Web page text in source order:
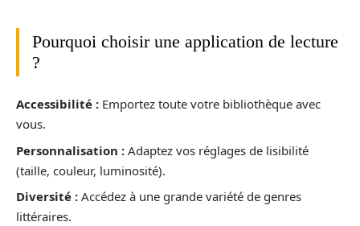
Pourquoi choisir une application de lecture
?
Accessibilité : Emportez toute votre bibliothèque avec
vous.
Personnalisation : Adaptez vos réglages de lisibilité
(taille, couleur, luminosité).
Diversité : Accédez à une grande variété de genres
littéraires.